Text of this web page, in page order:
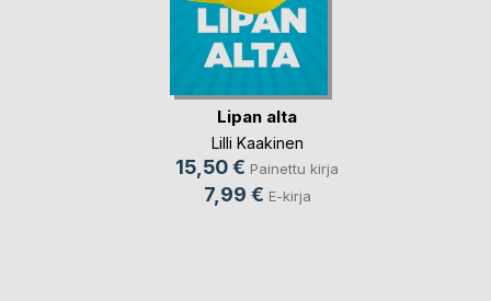
Lipan alta
Lilli Kaakinen
15,50 € Painettu kirja
7,99 € E-kirja